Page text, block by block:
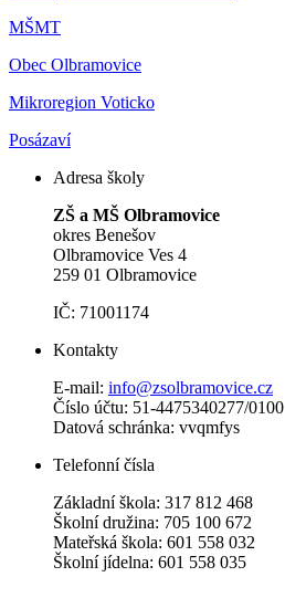
MŠMT
Obec Olbramovice
Mikroregion Voticko
Posázaví
Adresa školy
ZŠ a MŠ Olbramovice
okres Benešov
Olbramovice Ves 4
259 01 Olbramovice
IČ: 71001174
Kontakty
E-mail: info@zsolbramovice.cz
Číslo účtu: 51-4475340277/0100
Datová schránka: vvqmfys
Telefonní čísla
Základní škola: 317 812 468
Školní družina: 705 100 672
Mateřská škola: 601 558 032
Školní jídelna: 601 558 035